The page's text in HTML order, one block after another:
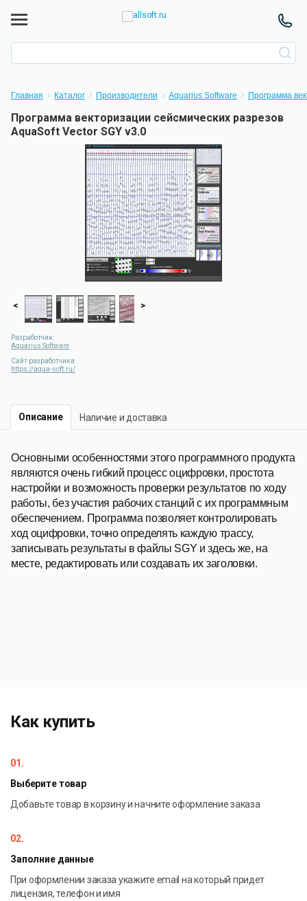
Главная Каталог Производители Aquarius Software Программа
Программа векторизации сейсмических разрезов
AquaSoft Vector SGY v3.0
< >
Разработчик:
Aquarius Software
Сайт разработчика:
https://aqua-soft.ru/
Описание Наличие и доставка
Основными особенностями этого программного продукта
являются очень гибкий процесс оцифровки, простота
настройки и возможность проверки результатов по ходу
работы, без участия рабочих станций с их программным
обеспечением. Программа позволяет контролировать
ход оцифровки, точно определять каждую трассу,
записывать результаты в файлы SGY и здесь же, на
месте, редактировать или создавать их заголовки.
Как купить
01.
Выберите товар
Добавьте товар в корзину и начните оформление заказа
02.
Заполние данные
При оформлении заказа укажите email на который придет
лицензия, телефон и имя